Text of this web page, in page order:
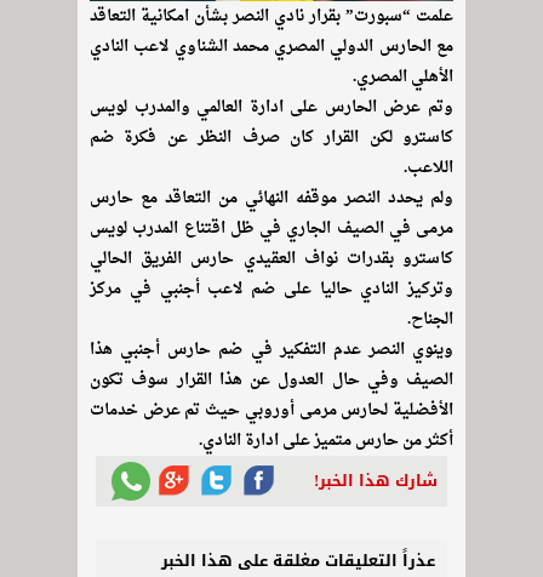
علمت “سبورت” بقرار نادي النصر بشأن امكانية التعاقد
مع الحارس الدولي المصري محمد الشناوي لاعب النادي
الأهلي المصري.
وتم عرض الحارس على ادارة العالمي والمدرب لويس
كاسترو لكن القرار كان صرف النظر عن فكرة ضم
اللاعب.
ولم يحدد النصر موقفه النهائي من التعاقد مع حارس
مرمى في الصيف الجاري في ظل اقتناع المدرب لويس
كاسترو بقدرات نواف العقيدي حارس الفريق الحالي
وتركيز النادي حاليا على ضم لاعب أجنبي في مركز
الجناح.
وينوي النصر عدم التفكير في ضم حارس أجنبي هذا
الصيف وفي حال العدول عن هذا القرار سوف تكون
الأفضلية لحارس مرمى أوروبي حيث تم عرض خدمات
أكثر من حارس متميز على ادارة النادي.
شارك هذا الخبر!
عذراً التعليقات مغلقة على هذا الخبر